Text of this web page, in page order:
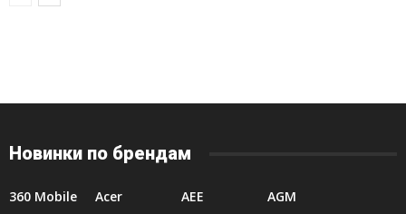
Новинки по брендам
360 Mobile Acer AEE
AGM